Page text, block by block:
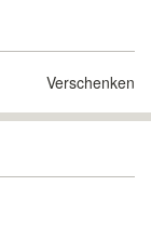
Verschenken